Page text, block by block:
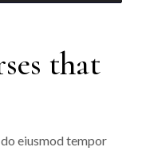
that
eiusmod tempor